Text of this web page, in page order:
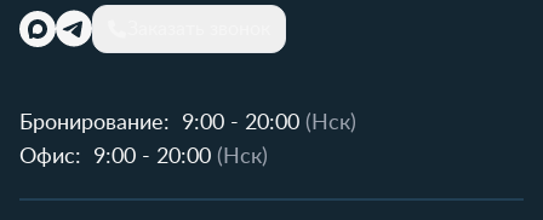
Бронирование: 9:00 - 20:00 (Нск)
Офис:
9:00 - 20:00 (Нск)